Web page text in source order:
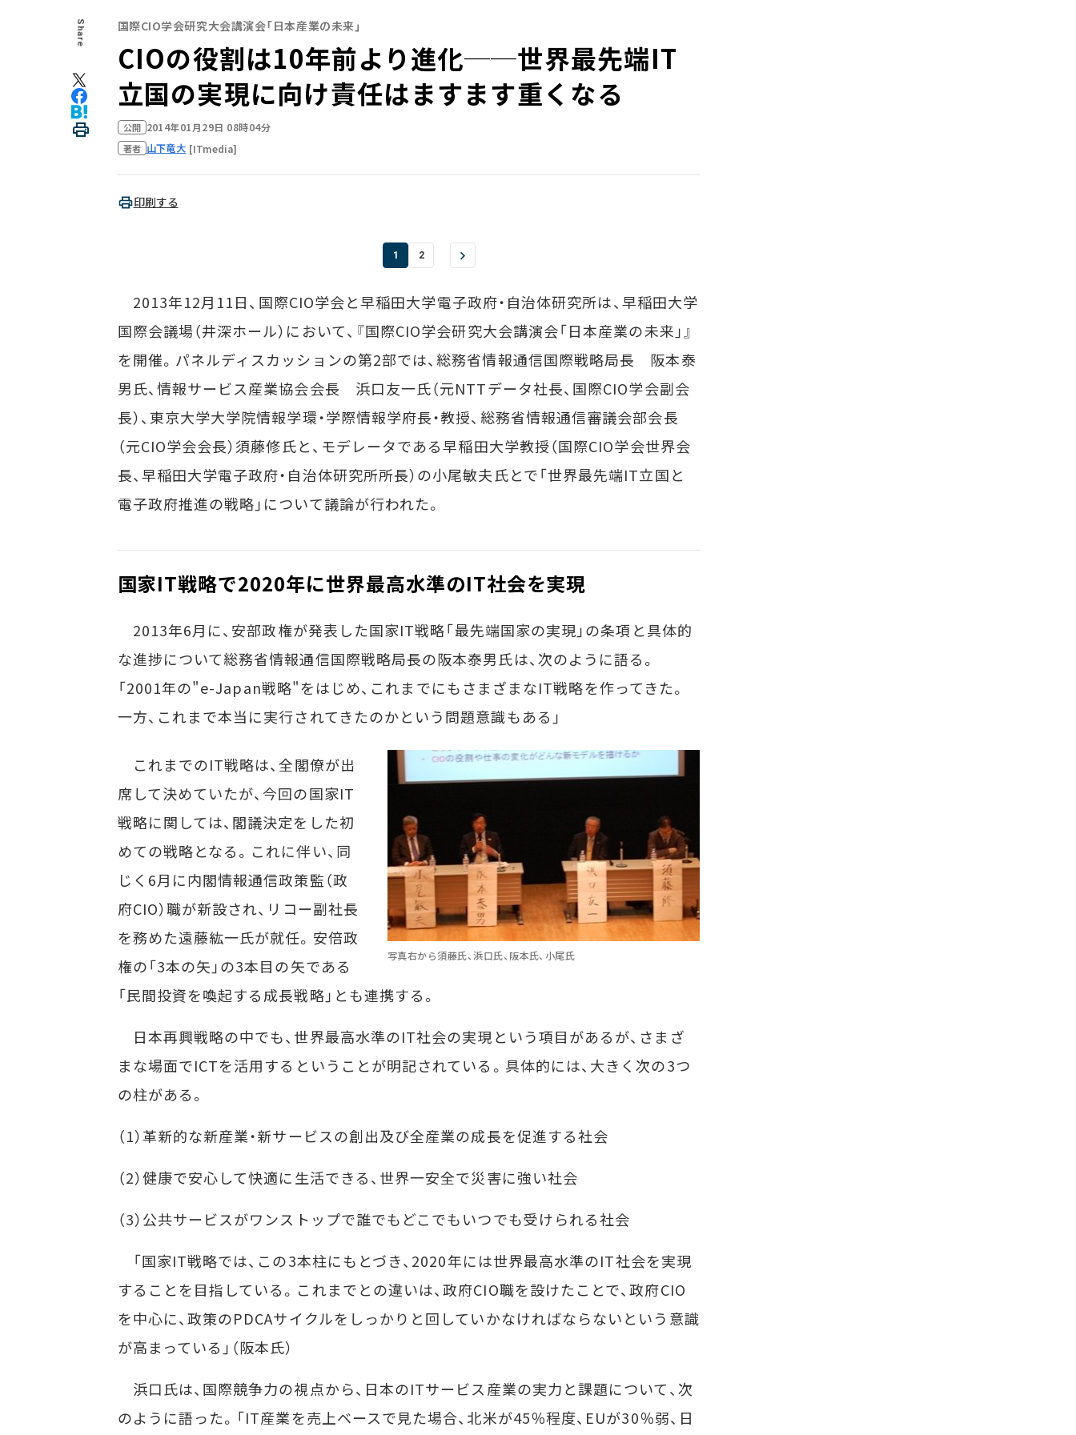
Share 国際CIO学会研究大会講演会「日本産業の未来」
CIOの役割は10年前より進化──世界最先端IT
立国の実現に向け責任はますます重くなる
公開 2014年01月29日 08時04分
著者 山下竜大 [ITmedia]
印刷する
1 2
2013年12月11日、国際CIO学会と早稲田大学電子政府・自治体研究所は、早稲田大学
国際会議場（井深ホール）において、『国際CIO学会研究大会講演会「日本産業の未来」』
を開催。パネルディスカッションの第2部では、総務省情報通信国際戦略局長 阪本泰
男氏、情報サービス産業協会会長 浜口友一氏（元NTTデータ社長、国際CIO学会副会
長）、東京大学大学院情報学環・学際情報学府長・教授、総務省情報通信審議会部会長
（元CIO学会会長）須藤修氏と、モデレータである早稲田大学教授（国際CIO学会世界会
長、早稲田大学電子政府・自治体研究所所長）の小尾敏夫氏とで「世界最先端IT立国と
電子政府推進の戦略」について議論が行われた。
国家IT戦略で2020年に世界最高水準のIT社会を実現
2013年6月に、安部政権が発表した国家IT戦略「最先端国家の実現」の条項と具体的
な進捗について総務省情報通信国際戦略局長の阪本泰男氏は、次のように語る。
「2001年の"e-Japan戦略"をはじめ、これまでにもさまざまなIT戦略を作ってきた。
一方、これまで本当に実行されてきたのかという問題意識もある」
写真右から須藤氏、浜口氏、阪本氏、小尾氏
これまでのIT戦略は、全閣僚が出
席して決めていたが、今回の国家IT
戦略に関しては、閣議決定をした初
めての戦略となる。これに伴い、同
じく6月に内閣情報通信政策監（政
府CIO）職が新設され、リコー副社長
を務めた遠藤紘一氏が就任。安倍政
権の「3本の矢」の3本目の矢である
「民間投資を喚起する成長戦略」とも連携する。
日本再興戦略の中でも、世界最高水準のIT社会の実現という項目があるが、さまざ
まな場面でICTを活用するということが明記されている。具体的には、大きく次の3つ
の柱がある。
（1）革新的な新産業・新サービスの創出及び全産業の成長を促進する社会
（2）健康で安心して快適に生活できる、世界一安全で災害に強い社会
（3）公共サービスがワンストップで誰でもどこでもいつでも受けられる社会
「国家IT戦略では、この3本柱にもとづき、2020年には世界最高水準のIT社会を実現
することを目指している。これまでとの違いは、政府CIO職を設けたことで、政府CIO
を中心に、政策のPDCAサイクルをしっかりと回していかなければならないという意識
が高まっている」（阪本氏）
浜口氏は、国際競争力の視点から、日本のITサービス産業の実力と課題について、次
のように語った。「IT産業を売上ベースで見た場合、北米が45％程度、EUが30％弱、日